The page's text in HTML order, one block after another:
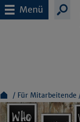
Menü
Für Mitarbeitende